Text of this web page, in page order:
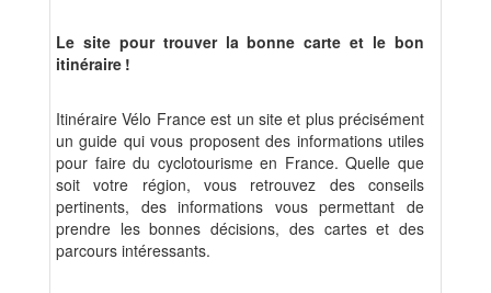
Le site pour trouver la bonne carte et le bon
itinéraire !
Itinéraire Vélo France est un site et plus précisément
un guide qui vous proposent des informations utiles
pour faire du cyclotourisme en France. Quelle que
soit votre région, vous retrouvez des conseils
pertinents, des informations vous permettant de
prendre les bonnes décisions, des cartes et des
parcours intéressants.